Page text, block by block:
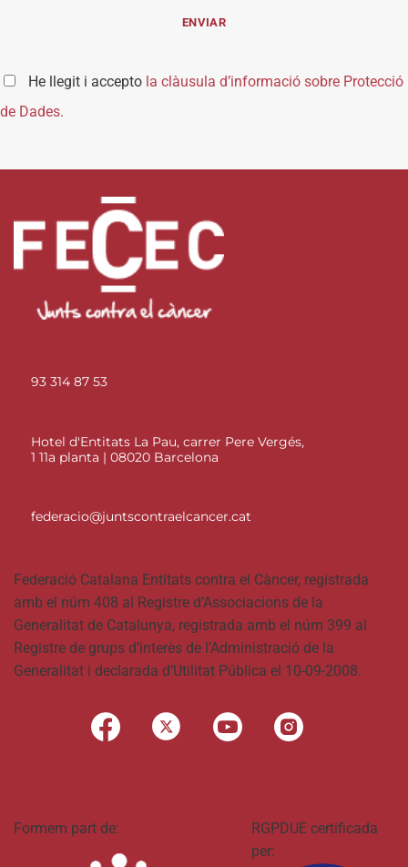
He llegit i accepto la clàusula d’informació sobre Protecció
de Dades.
93 314 87 53
Hotel d'Entitats La Pau, carrer Pere Vergés,
1 11a planta | 08020 Barcelona
federacio@juntscontraelcancer.cat
Federació Catalana Entitats contra el Càncer, registrada
amb el núm 408 al Registre d’Associacions de la
Generalitat de Catalunya, registrada amb el núm 399 al
Registre de grups d’interès de l’Administració de la
Generalitat i declarada d’Utilitat Pública el 10-09-2008.
Formem part de:
RGPDUE certificada
per: